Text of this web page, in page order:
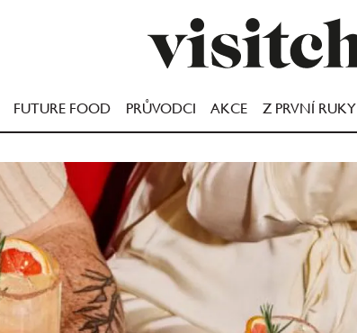
FUTURE FOOD PRŮVODCI AKCE Z PRVNÍ RUKY